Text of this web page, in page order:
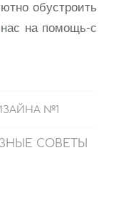
обустроить
нас на помощь-с
№1
СОВЕТЫ